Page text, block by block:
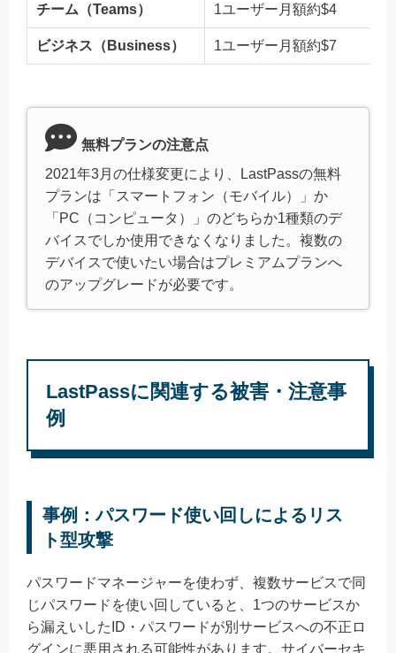
チーム（Teams） 1ユーザー月額約$4
ビジネス（Business） 1ユーザー月額約$7
無料プランの注意点
2021年3月の仕様変更により、LastPassの無料
プランは「スマートフォン（モバイル）」か
「PC（コンピュータ）」のどちらか1種類のデ
バイスでしか使用できなくなりました。複数の
デバイスで使いたい場合はプレミアムプランへ
のアップグレードが必要です。
LastPassに関連する被害・注意事
例
事例：パスワード使い回しによるリス
ト型攻撃
パスワードマネージャーを使わず、複数サービスで同
じパスワードを使い回していると、1つのサービスか
ら漏えいしたID・パスワードが別サービスへの不正ロ
グインに悪用される可能性があります。サイバーセキ